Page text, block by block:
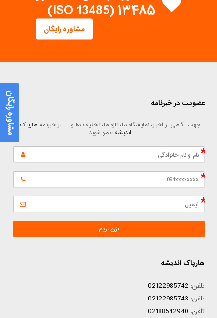
۱۳۴۸۵ (ISO 13485)
مشاوره رایگان
عضویت در خبرنامه
جهت آگاهی از اخبار، نمایشگاه ها، تازه ها، تخفیف ها و ... در خبرنامه
اندیشه عضو شوید.
بزن بریم
هارپاک اندیشه
تلفن: 02122985742
تلفن: 02122985743
تلفن: 02188542940
مشاوره رایگان